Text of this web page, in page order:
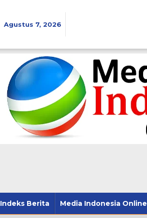
Agustus 7, 2026
Indeks Berita Media Indonesia Online